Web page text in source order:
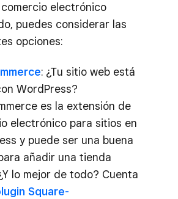
electrónico
puedes considerar las
opciones:
: ¿Tu sitio web está
WordPress?
es la extensión de
electrónico para sitios en
y puede ser una buena
añadir una tienda
lo mejor de todo? Cuenta
Square-